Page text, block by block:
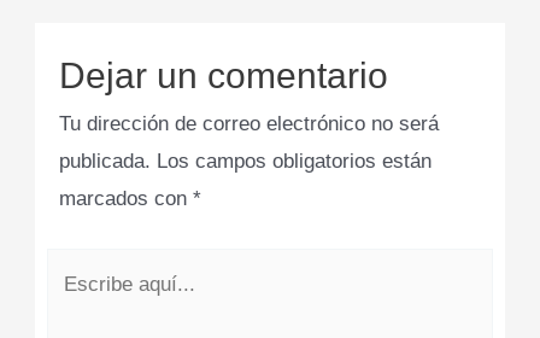
Dejar un comentario
Tu dirección de correo electrónico no será
publicada. Los campos obligatorios están
marcados con*